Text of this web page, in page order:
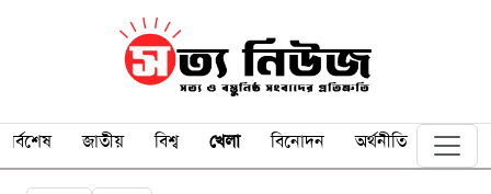
সর্বশেষ জাতীয় বিশ্ব খেলা বিনোদন অর্থনীতি